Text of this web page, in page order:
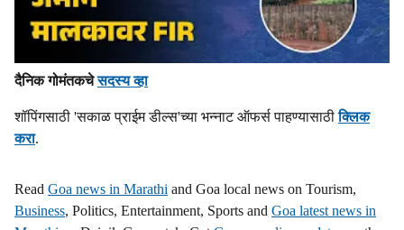
दैनिक गोमंतकचेसदस्य व्हा
शॉपिंगसाठी 'सकाळ प्राईम डील्स'च्या भन्नाट ऑफर्स पाहण्यासाठीक्लिक
करा.
Read Goa news in Marathi and Goa local news on Tourism,
Business, Politics, Entertainment, Sports and Goa latest news in